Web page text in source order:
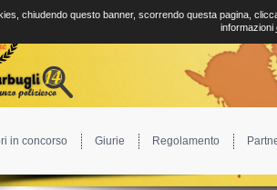
in concorso Giurie Regolamento
chiudendo questo banner, scorrendo questa pagina,
informazioni